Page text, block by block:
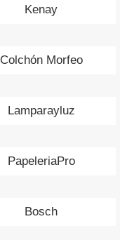
Kenay
Colchón Morfeo
Lamparayluz
PapeleriaPro
Bosch